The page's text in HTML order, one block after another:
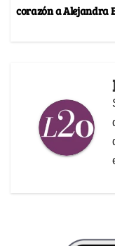
corazón a Alejandra